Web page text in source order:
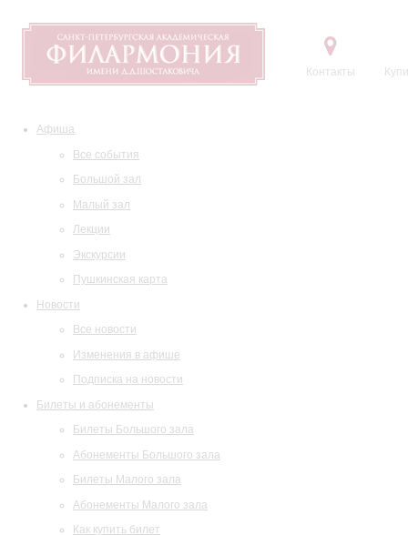
Контакты
Афиша
Все события
Большой зал
Малый зал
Лекции
Экскурсии
Пушкинская карта
Новости
Все новости
Изменения в афише
Подписка на новости
Билеты и абонементы
Билеты Большого зала
Абонементы Большого зала
Билеты Малого зала
Абонементы Малого зала
Как купить билет